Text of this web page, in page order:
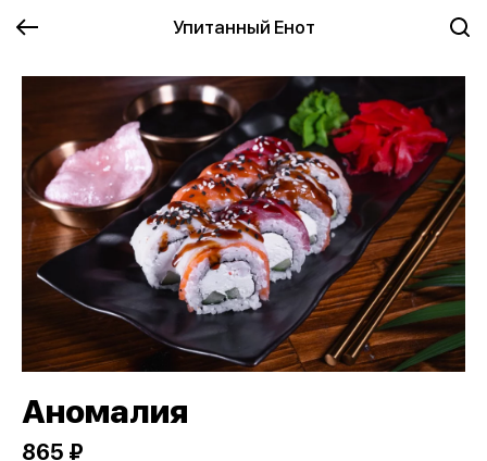
Упитанный Енот
Аномалия
865 ₽